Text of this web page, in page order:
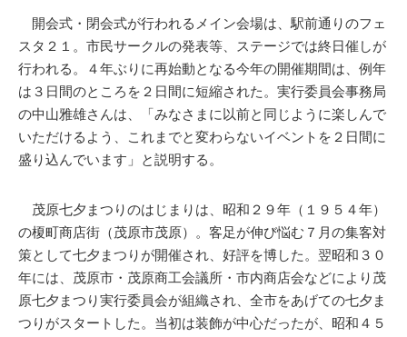
開会式・閉会式が行われるメイン会場は、駅前通りのフェ
スタ２１。市民サークルの発表等、ステージでは終日催しが
行われる。４年ぶりに再始動となる今年の開催期間は、例年
は３日間のところを２日間に短縮された。実行委員会事務局
の中山雅雄さんは、「みなさまに以前と同じように楽しんで
いただけるよう、これまでと変わらないイベントを２日間に
盛り込んでいます」と説明する。
茂原七夕まつりのはじまりは、昭和２９年（１９５４年）
の榎町商店街（茂原市茂原）。客足が伸び悩む７月の集客対
策として七夕まつりが開催され、好評を博した。翌昭和３０
年には、茂原市・茂原商工会議所・市内商店会などにより茂
原七夕まつり実行委員会が組織され、全市をあげての七夕ま
つりがスタートした。当初は装飾が中心だったが、昭和４５